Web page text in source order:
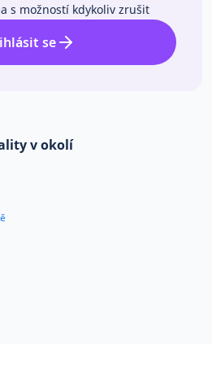
s možností kdykoliv zrušit
se
v okolí